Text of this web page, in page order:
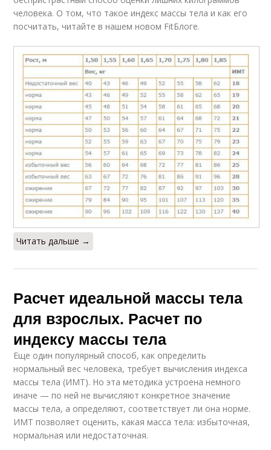
человека. О том, что такое индекс массы тела и как его
посчитать, читайте в нашем новом FitБлоге.
Читать дальше →
Расчет идеальной массы тела
для взрослых. Расчет по
индексу массы тела
Еще один популярный способ, как определить
нормальный вес человека, требует вычисления индекса
массы тела (ИМТ). Но эта методика устроена немного
иначе — по ней не вычисляют конкретное значение
массы тела, а определяют, соответствует ли она норме.
ИМТ позволяет оценить, какая масса тела: избыточная,
нормальная или недостаточная.